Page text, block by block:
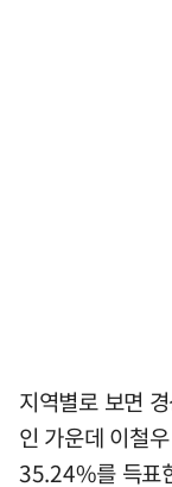
지역별로 보면
인 가운데 이철
35.24%를 득표